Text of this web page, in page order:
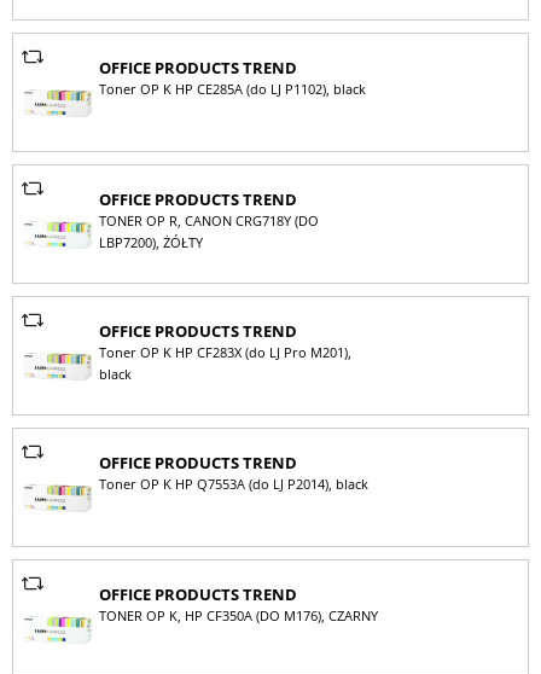
OFFICE PRODUCTS TREND
Toner OP K HP CE285A (do LJ P1102), black
OFFICE PRODUCTS TREND
TONER OP R, CANON CRG718Y (DO
LBP7200), ŻÓŁTY
OFFICE PRODUCTS TREND
Toner OP K HP CF283X (do LJ Pro M201),
black
OFFICE PRODUCTS TREND
Toner OP K HP Q7553A (do LJ P2014), black
OFFICE PRODUCTS TREND
TONER OP K, HP CF350A (DO M176), CZARNY